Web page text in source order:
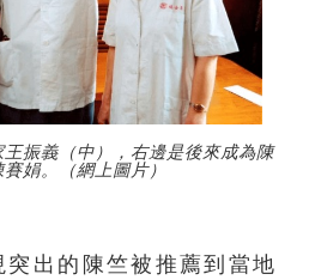
振義（中），右邊是後來成為陳
娟。（網上圖片）
出的陳竺被推薦到當地